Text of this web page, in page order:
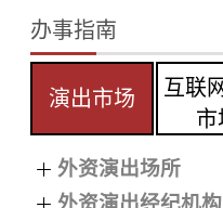
办事指南
演出市场
互联
市
外资演出场所
外资演出经纪机构